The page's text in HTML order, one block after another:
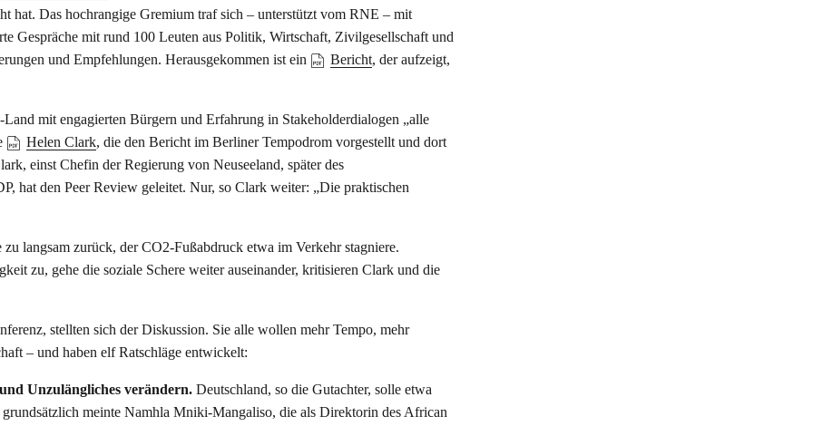
hat. Das hochrangige Gremium traf sich – unterstützt vom RNE – mit
Gespräche mit rund 100 Leuten aus Politik, Wirtschaft, Zivilgesellschaft und
und Empfehlungen. Herausgekommen ist ein
Bericht, der aufzeigt,
mit engagierten Bürgern und Erfahrung in Stakeholderdialogen „alle
Helen Clark, die den Bericht im Berliner Tempodrom vorgestellt und dort
einst Chefin der Regierung von Neuseeland, später des
hat den Peer Review geleitet. Nur, so Clark weiter: „Die praktischen
langsam zurück, der CO2-Fußabdruck etwa im Verkehr stagniere.
zu, gehe die soziale Schere weiter auseinander, kritisieren Clark und die
stellten sich der Diskussion. Sie alle wollen mehr Tempo, mehr
– und haben elf Ratschläge entwickelt:
Unzulängliches verändern. Deutschland, so die Gutachter, solle etwa
meinte Namhla Mniki-Mangaliso, die als Direktorin des African